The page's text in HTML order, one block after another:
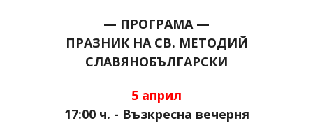
— ПРОГРАМА —
ПРАЗНИК НА СВ. МЕТОДИЙ
СЛАВЯНОБЪЛГАРСКИ
5 април
17:00 ч. - Възкресна вечерня